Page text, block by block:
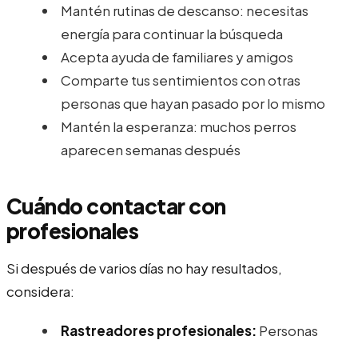
Mantén rutinas de descanso: necesitas
energía para continuar la búsqueda
Acepta ayuda de familiares y amigos
Comparte tus sentimientos con otras
personas que hayan pasado por lo mismo
Mantén la esperanza: muchos perros
aparecen semanas después
Cuándo contactar con
profesionales
Si después de varios días no hay resultados,
considera:
Rastreadores profesionales: Personas